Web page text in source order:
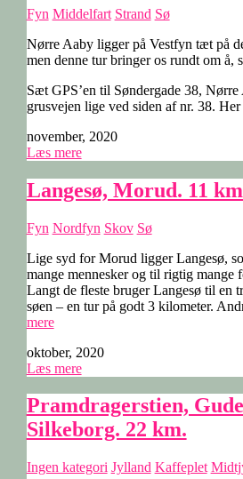
Fyn Middelfart Strand Sø
Nørre Aaby ligger på Vestfyn tæt på
men denne tur bringer os rundt om å,
Sæt GPS’en til Søndergade 38,
grusvejen lige ved siden af nr. 38.
november, 2020
Læs mere
Langesø, Morud. 11
Fyn Nordfyn Skov Sø
Lige syd for Morud ligger Langesø,
mange mennesker og til rigtig mange
Langt de fleste bruger Langesø til en
søen – en tur på godt 3 kilometer.
mere“Langesø,
11
km.”
oktober, 2020
Læs mere
Pramdragerstien,
Silkeborg. 22 km.
Ingen kategori Jylland Kaffeplet